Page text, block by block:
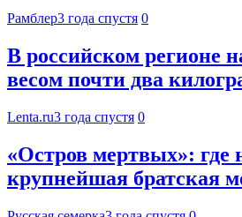
Рамблер3 года спустя 0
В российском регионе
весом почти два
Lenta.ru3 года спустя 0
«Остров мертвых»: где
крупнейшая братская